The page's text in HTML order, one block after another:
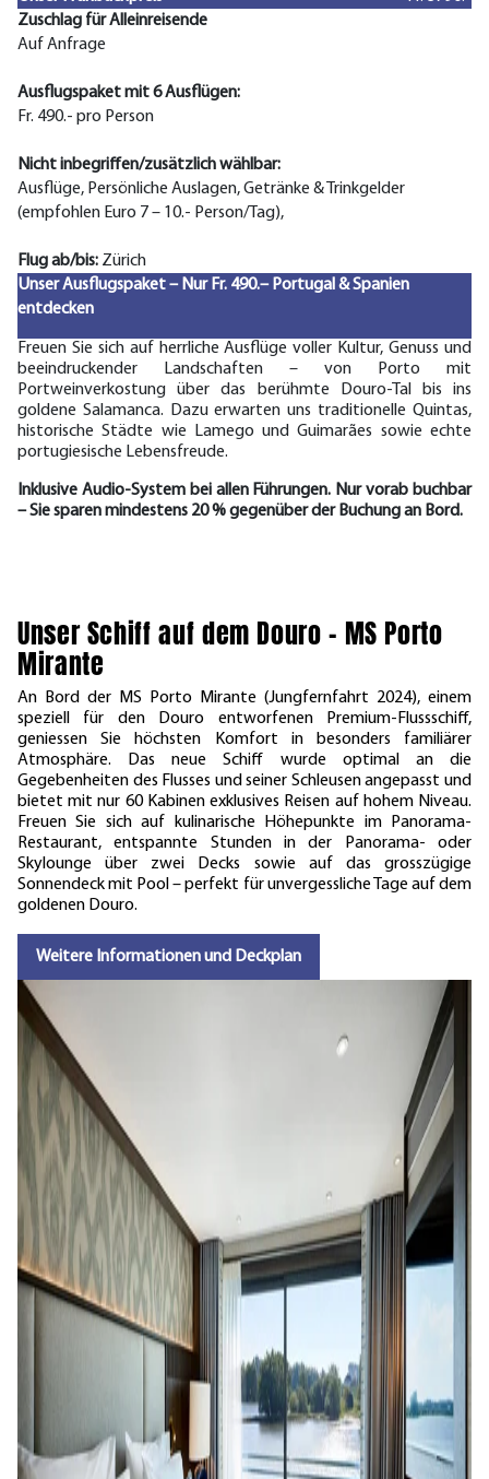
Zuschlag für Alleinreisende
Auf Anfrage
Ausflugspaket mit 6 Ausflügen:
Fr. 490.- pro Person
Nicht inbegriffen/zusätzlich wählbar:
Ausflüge, Persönliche Auslagen, Getränke & Trinkgelder
(empfohlen Euro 7 – 10.- Person/Tag),
Flug ab/bis: Zürich
Unser Ausflugspaket – Nur Fr. 490.– Portugal & Spanien
entdecken
Freuen Sie sich auf herrliche Ausflüge voller Kultur, Genuss und
beeindruckender Landschaften – von Porto mit
Portweinverkostung über das berühmte Douro-Tal bis ins
goldene Salamanca. Dazu erwarten uns traditionelle Quintas,
historische Städte wie Lamego und Guimarães sowie echte
portugiesische Lebensfreude.
Inklusive Audio-System bei allen Führungen. Nur vorab buchbar
– Sie sparen mindestens 20 % gegenüber der Buchung an Bord.
Unser Schiff auf dem Douro – MS Porto
Mirante
An Bord der MS Porto Mirante (Jungfernfahrt 2024), einem
speziell für den Douro entworfenen Premium-Flussschiff,
geniessen Sie höchsten Komfort in besonders familiärer
Atmosphäre. Das neue Schiff wurde optimal an die
Gegebenheiten des Flusses und seiner Schleusen angepasst und
bietet mit nur 60 Kabinen exklusives Reisen auf hohem Niveau.
Freuen Sie sich auf kulinarische Höhepunkte im Panorama-
Restaurant, entspannte Stunden in der Panorama- oder
Skylounge über zwei Decks sowie auf das grosszügige
Sonnendeck mit Pool – perfekt für unvergessliche Tage auf dem
goldenen Douro.
Weitere Informationen und Deckplan